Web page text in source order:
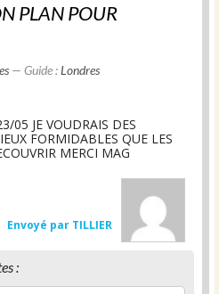
PLAN POUR
— Guide :Londres
05 JE VOUDRAIS DES
FORMIDABLES QUE LES
MERCI MAG
Envoyé par TILLIER
: